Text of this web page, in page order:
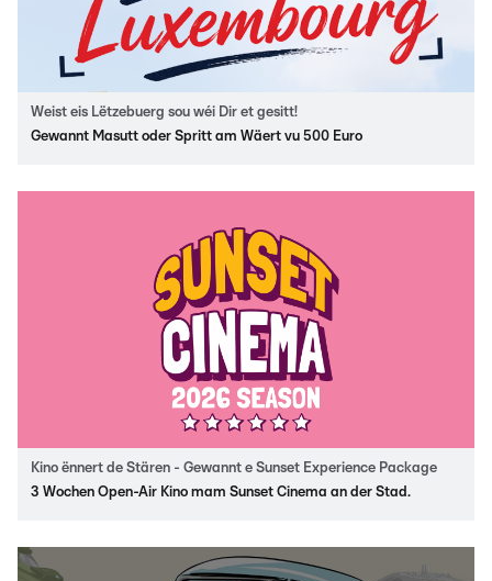
Weist eis Lëtzebuerg sou wéi Dir et gesitt!
Gewannt Masutt oder Spritt am Wäert vu 500 Euro
Kino ënnert de Stären - Gewannt e Sunset Experience Package
3 Wochen Open-Air Kino mam Sunset Cinema an der Stad.